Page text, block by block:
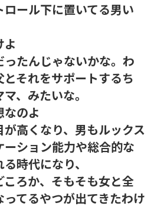
ール下に置いてる男い
よ
ったんじゃないかな。わ
とそれをサポートするち
、みたいな。
なのよ
高くなり、男もルックス
ション能力や総合的な
時代になり、
ろか、そもそも女と全
ってるやつが出てきたわけ